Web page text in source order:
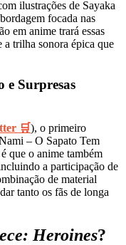
ilustrações de Sayaka
focada nas
em anime trará essas
a trilha sonora épica que
e Surpresas
🛒), o primeiro
– O Sapato Tem
que o anime também
a participação de
de material
tanto os fãs de longa
Heroines?